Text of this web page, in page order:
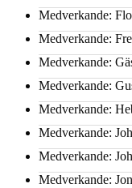
Medverkande:
Medverkande:
Medverkande:
Medverkande:
Medverkande:
Medverkande:
Medverkande:
Medverkande: